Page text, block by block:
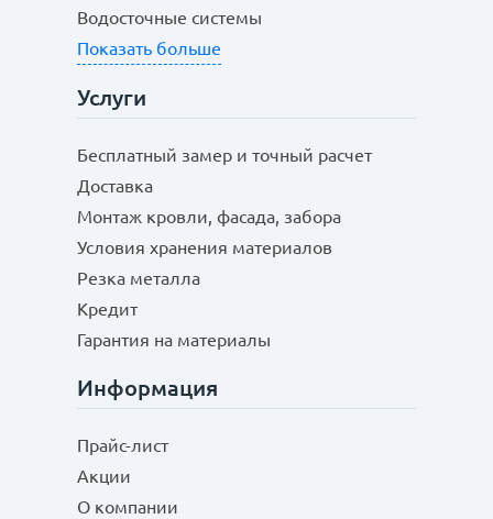
«Classic», плавные изгибы «Kamea» (толщина 0,45 мм),
«Монтерроса» толщиной 0,5 мм.
В нашем каталоге более 10 линеек в разных цветовых
вариантах. Выберите кровлю, подходящую под стиль
Воронеже и по области собственным автотранспортом,
поэтому гарантируем целостность товара и соблюдение
Водосточные системы
Показать больше
Услуги
Бесплатный замер и точный расчет
Доставка
Монтаж кровли, фасада, забора
Условия хранения материалов
Резка металла
Кредит
Гарантия на материалы
Информация
Прайс-лист
Акции
О компании